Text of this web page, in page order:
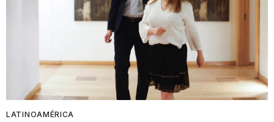
LATINOAMÉRICA